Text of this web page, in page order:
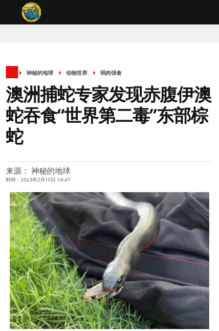
神秘的地球 动物世界 弱肉强食
澳洲捕蛇专家发现赤腹伊澳
蛇吞食“世界第二毒”东部棕
蛇
来源： 神秘的地球
时间：2023年2月10日 14:47